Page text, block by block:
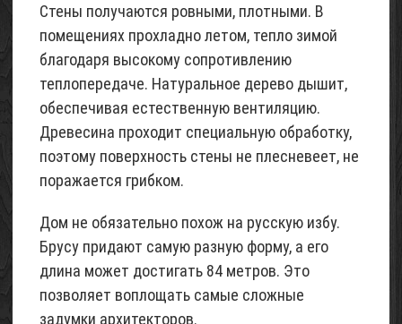
Стены получаются ровными, плотными. В
помещениях прохладно летом, тепло зимой
благодаря высокому сопротивлению
теплопередаче. Натуральное дерево дышит,
обеспечивая естественную вентиляцию.
Древесина проходит специальную обработку,
поэтому поверхность стены не плесневеет, не
поражается грибком.
Дом не обязательно похож на русскую избу.
Брусу придают самую разную форму, а его
длина может достигать 84 метров. Это
позволяет воплощать самые сложные
задумки архитекторов.